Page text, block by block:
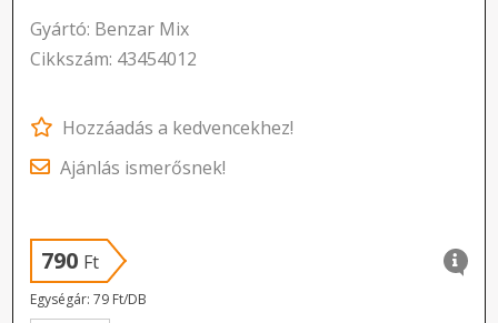
Gyártó: Benzar Mix
Cikkszám: 43454012
Hozzáadás a kedvencekhez!
Ajánlás ismerősnek!
790 Ft
Egységár: 79 Ft/DB